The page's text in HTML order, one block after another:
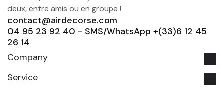
deux, entre amis ou en groupe !
contact@airdecorse.com
04 95 23 92 40 - SMS/WhatsApp +(33)6 12 45
26 14
Company
Service